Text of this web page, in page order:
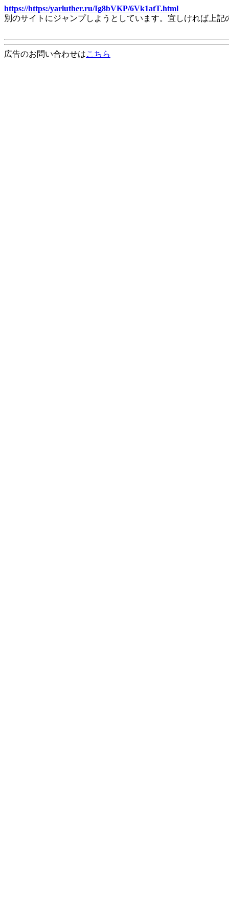
https://https:/yarluther.ru/Ig8bVKP/6Vk1atT.html
別のサイトにジャンプしようとしています。宜しければ上
広告のお問い合わせはこちら